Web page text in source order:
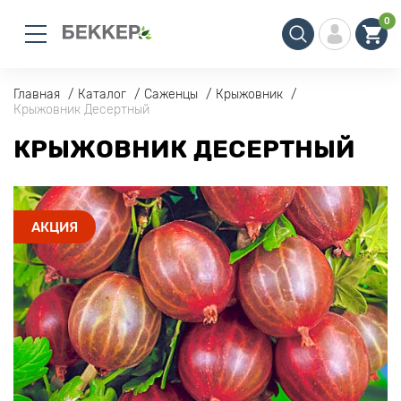
0
Главная Каталог Саженцы
Крыжовник
Крыжовник Десертный
КРЫЖОВНИК ДЕСЕРТНЫЙ
АКЦИЯ